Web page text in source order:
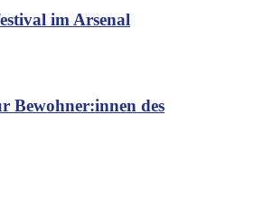
im Arsenal
Bewohner:innen des